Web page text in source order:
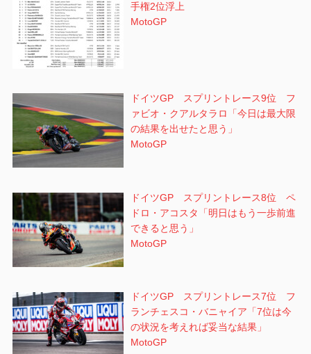
手権2位浮上
MotoGP
ドイツGP スプリントレース9位 フ
ァビオ・クアルタラロ「今日は最大限
の結果を出せたと思う」
MotoGP
ドイツGP スプリントレース8位 ペ
ドロ・アコスタ「明日はもう一歩前進
できると思う」
MotoGP
ドイツGP スプリントレース7位 フ
ランチェスコ・バニャイア「7位は今
の状況を考えれば妥当な結果」
MotoGP